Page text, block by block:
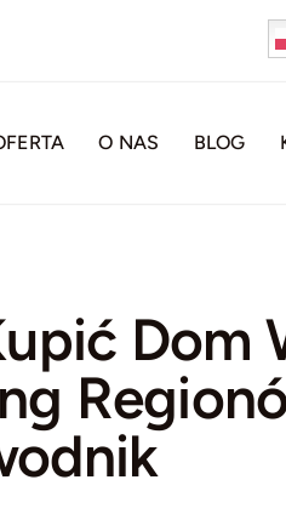
O NAS BLOG
Dom